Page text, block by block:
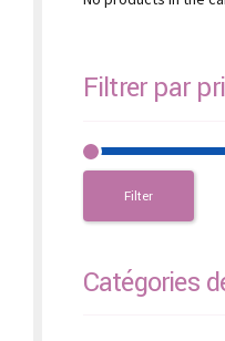
Filtrer par
Filter
Catégories